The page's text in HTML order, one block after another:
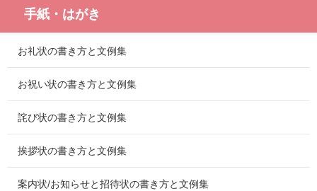
手紙・はがき
お礼状の書き方と文例集
お祝い状の書き方と文例集
詫び状の書き方と文例集
挨拶状の書き方と文例集
案内状/お知らせと招待状の書き方と文例集